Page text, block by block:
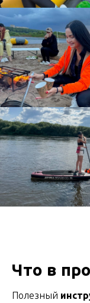
Что в
Полезный